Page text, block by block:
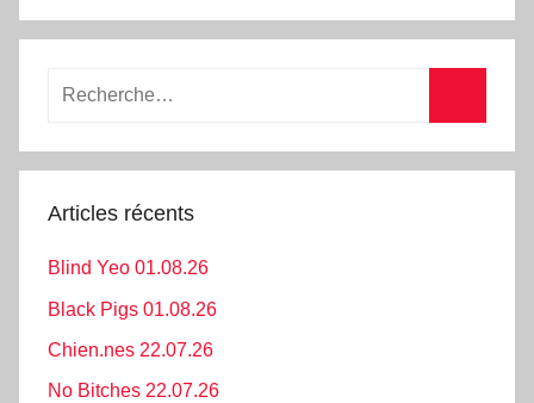
Recherche
:
Articles récents
Blind Yeo 01.08.26
Black Pigs 01.08.26
Chien.nes 22.07.26
No Bitches 22.07.26